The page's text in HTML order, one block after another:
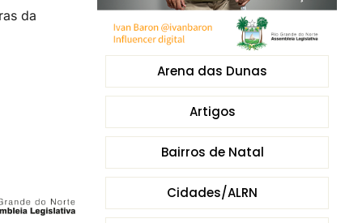
Arena das Dunas
Artigos
Bairros de Natal
Cidades/ALRN
da